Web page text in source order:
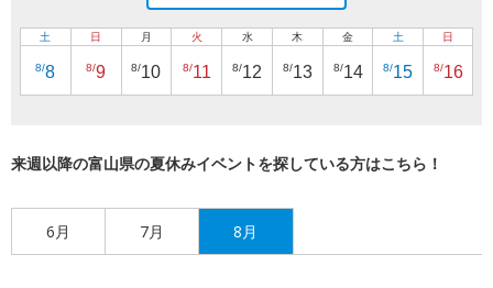
土
8/8
日
8/9
月
8/10
火
8/11
水
8/12
木
8/13
金
8/14
土
8/15
日
8/16
来週以降の富山県の夏休みイベントを探している方はこちら！
6月 7月 8月